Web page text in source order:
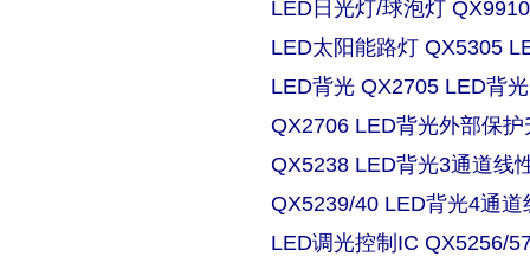
LED日光灯/球泡灯
LED太阳能路灯 QX5305
LED背光 QX2705 LED背
QX2706 LED背光外部保
QX5238 LED背光3通道线
QX5239/40 LED背光4通
LED调光控制IC QX5256/